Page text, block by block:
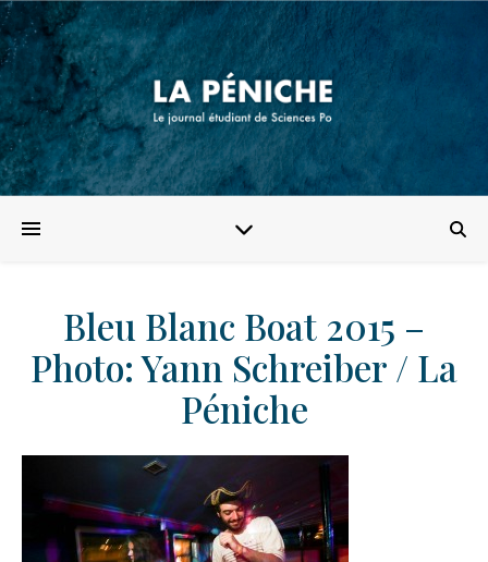
Bleu Blanc Boat 2015 –
Photo: Yann Schreiber / La
Péniche